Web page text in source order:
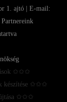
1. ajtó | E-mail:
Partnereink
✩✩✩
készítése ✩✩✩
✩✩✩